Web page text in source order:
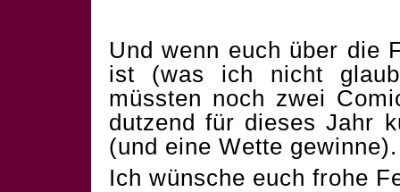
Und wenn euch über die
ist (was ich nicht
müssten noch zwei
dutzend für dieses Jahr
(und eine Wette
Ich wünsche euch frohe